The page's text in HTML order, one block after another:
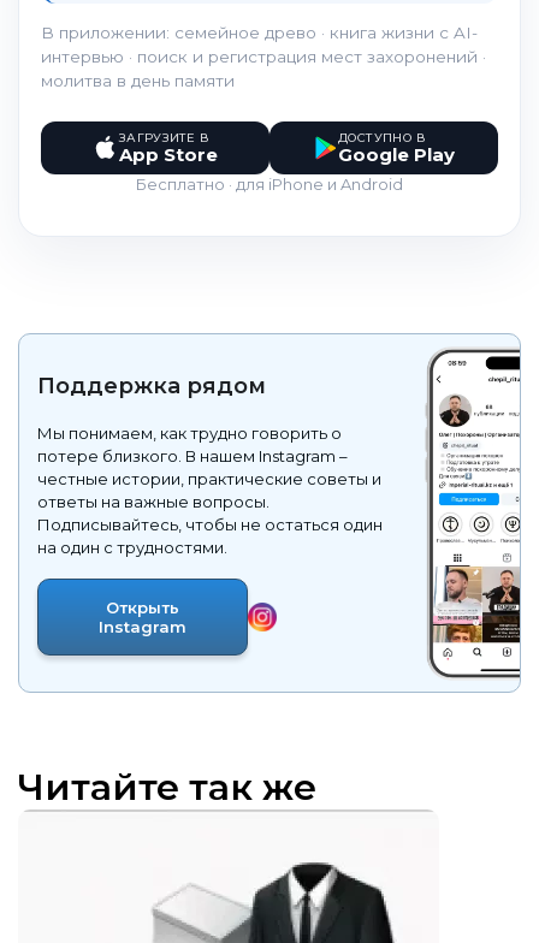
В приложении: семейное древо · книга жизни с AI-
интервью · поиск и регистрация мест захоронений ·
молитва в день памяти
ЗАГРУЗИТЕ В
App Store
ДОСТУПНО В
Google Play
Бесплатно · для iPhone и Android
Поддержка рядом
Мы понимаем, как трудно говорить о
потере близкого. В нашем Instagram –
честные истории, практические советы и
ответы на важные вопросы.
Подписывайтесь, чтобы не остаться один
на один с трудностями.
Открыть
Instagram
Читайте так же